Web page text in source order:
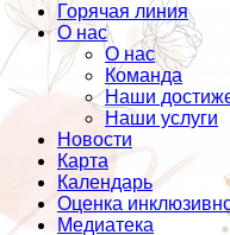
Горячая линия
О нас
О нас
Команда
Наши
Наши услуги
Новости
Карта
Календарь
Оценка
Медиатека